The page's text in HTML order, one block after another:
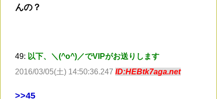
んの？
49: 以下、＼(^o^)／でVIPがお送りします
2016/03/05(土) 14:50:36.247 ID:HEBtk7aga.net
>>45